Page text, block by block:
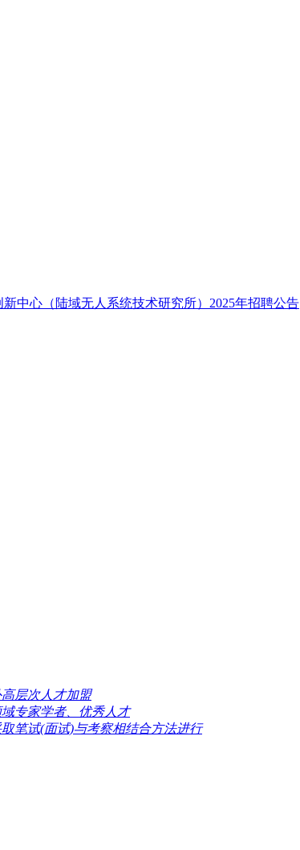
中心（陆域无人系统技术研究所）2025年招聘公告
层次人才加盟
专家学者、优秀人才
取笔试(面试)与考察相结合方法进行